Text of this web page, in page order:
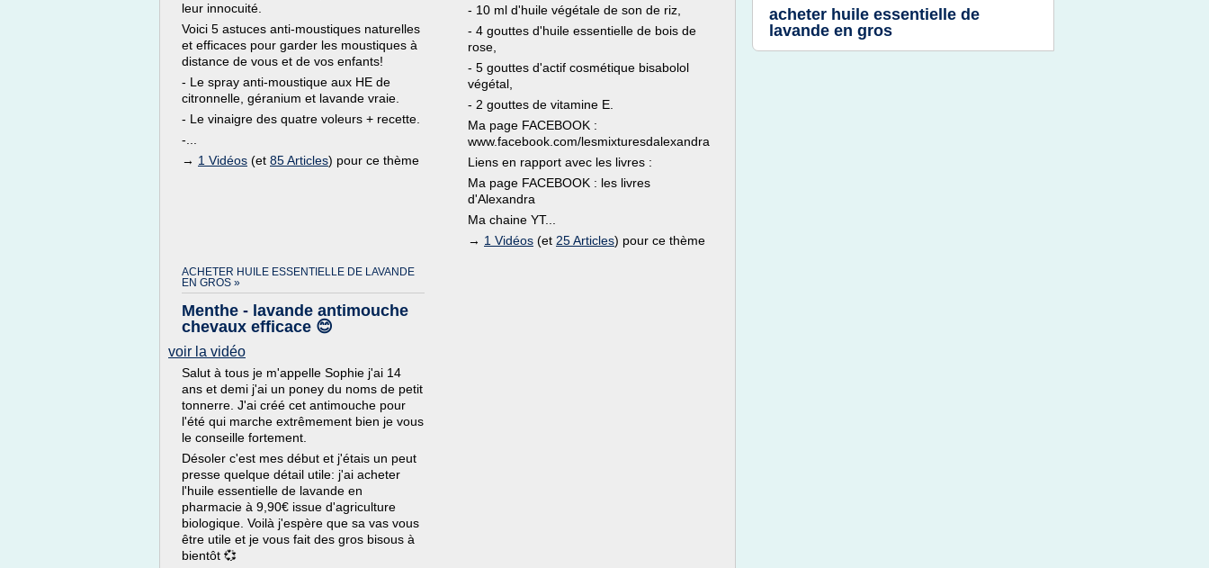
leur innocuité.
Voici 5 astuces anti-moustiques naturelles
et efficaces pour garder les moustiques à
distance de vous et de vos enfants!
- Le spray anti-moustique aux HE de
citronnelle, géranium et lavande vraie.
- Le vinaigre des quatre voleurs + recette.
-...
→ 1 Vidéos (et 85 Articles) pour ce thème
- 10 ml d'huile végétale de son de riz,
- 4 gouttes d'huile essentielle de bois de
rose,
- 5 gouttes d'actif cosmétique bisabolol
végétal,
- 2 gouttes de vitamine E.
Ma page FACEBOOK :
www.facebook.com/lesmixturesdalexandra
Liens en rapport avec les livres :
Ma page FACEBOOK : les livres
d'Alexandra
Ma chaine YT...
→ 1 Vidéos (et 25 Articles) pour ce thème
ACHETER HUILE ESSENTIELLE DE LAVANDE
EN GROS »
Menthe - lavande antimouche
chevaux efficace 😊
voir la vidéo
Salut à tous je m'appelle Sophie j'ai 14
ans et demi j'ai un poney du noms de petit
tonnerre. J'ai créé cet antimouche pour
l'été qui marche extrêmement bien je vous
le conseille fortement.
Désoler c'est mes début et j'étais un peut
presse quelque détail utile: j'ai acheter
l'huile essentielle de lavande en
pharmacie à 9,90€ issue d'agriculture
biologique. Voilà j'espère que sa vas vous
être utile et je vous fait des gros bisous à
bientôt 💞
acheter huile essentielle de
lavande en gros